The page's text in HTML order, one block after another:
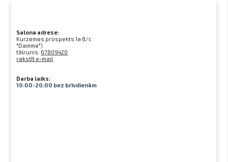
Salona adrese:
Kurzemes prospekts 1a (t/c
"Damme")
tālrunis: 67809420
rakstīt e-mail
Darba laiks:
10:00-20:00 bez brīvdienām